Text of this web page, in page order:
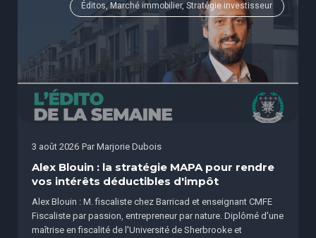
Éditos, Marché immobilier, Stratégie investisseur
3 août 2026 Par Marjorie Dubois
Alex Blouin : la stratégie MAPA pour rendre
vos intérêts déductibles d'impôt
Alex Blouin : M. fiscaliste chez Barricad et enseignant CMFE
Fiscaliste par passion, entrepreneur par nature. Diplômé d'une
maîtrise en fiscalité de l'Université de Sherbrooke et